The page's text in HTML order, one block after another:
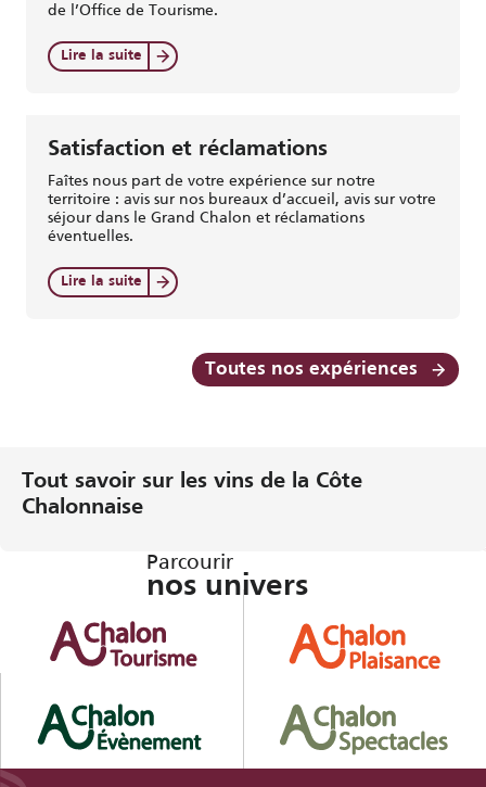
de l’Office de Tourisme.
Lire la suite
Satisfaction et réclamations
Faîtes nous part de votre expérience sur notre
territoire : avis sur nos bureaux d’accueil, avis sur votre
séjour dans le Grand Chalon et réclamations
éventuelles.
Lire la suite
Toutes nos expériences
Tout savoir sur les vins de la Côte
Chalonnaise
Parcourir
nos univers